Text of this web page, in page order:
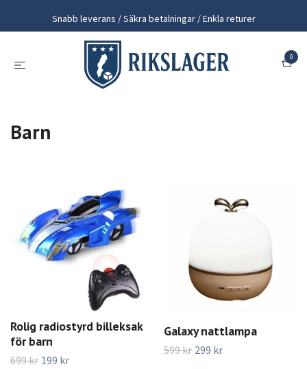
Snabb leverans / Säkra betalningar / Enkla returer
0
Barn
Rolig radiostyrd billeksak
för barn
699 kr 199 kr
Galaxy nattlampa
599 kr 299 kr